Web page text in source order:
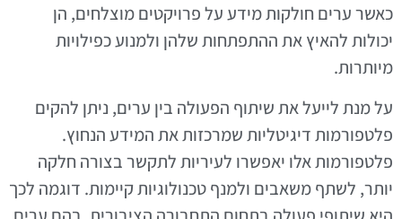
כאשר ערים חולקות מידע על פרויקטים מוצלחים, הן
יכולות להאיץ את ההתפתחות שלהן ולמנוע כפילויות
מיותרות.
על מנת לייעל את שיתוף הפעולה בין ערים, ניתן להקים
פלטפורמות דיגיטליות שמרכזות את המידע הנחוץ.
פלטפורמות אלו יאפשרו לעיריות לתקשר בצורה חלקה
יותר, לשתף משאבים ולמנף טכנולוגיות קיימות. דוגמה לכך